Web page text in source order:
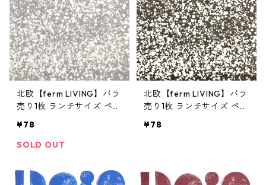
北欧【ferm LIVING】バラ
売り1枚 ランチサイズ ペー
レー
¥78
SOLD OUT
北欧【ferm LIVING】バラ
売り1枚 ランチサイズ ペー
ラック
¥78